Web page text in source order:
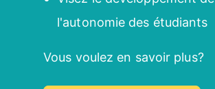
l'autonomie des étudiants
Vous voulez en savoir plus?